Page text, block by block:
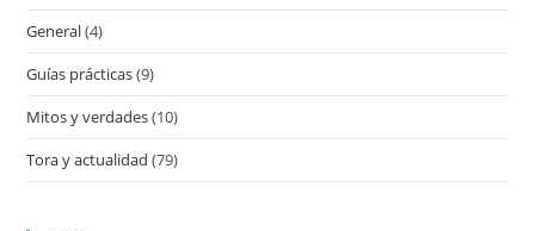
General(4)
Guías prácticas(9)
Mitos y verdades(10)
Tora y actualidad (79)